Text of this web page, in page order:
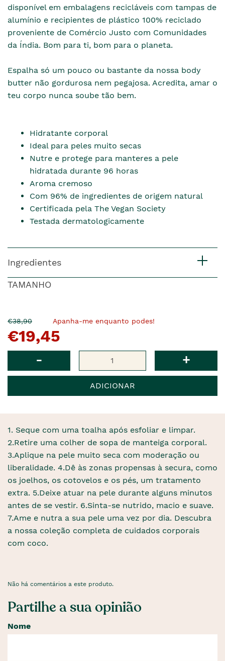
disponível em embalagens recicláveis com tampas de
alumínio e recipientes de plástico 100% reciclado
proveniente de Comércio Justo com Comunidades
da Índia. Bom para ti, bom para o planeta.
Espalha só um pouco ou bastante da nossa body
butter não gordurosa nem pegajosa. Acredita, amar o
teu corpo nunca soube tão bem.
Hidratante corporal
Ideal para peles muito secas
Nutre e protege para manteres a pele
hidratada durante 96 horas
Aroma cremoso
Com 96% de ingredientes de origem natural
Certificada pela The Vegan Society
Testada dermatologicamente
Ingredientes
TAMANHO
O
pre�o
anterior
€38,90Agora
�
€19,45
Apanha-me enquanto podes!
- +
ADICIONAR
1. Seque com uma toalha após esfoliar e limpar.
2.Retire uma colher de sopa de manteiga corporal.
3.Aplique na pele muito seca com moderação ou
liberalidade. 4.Dê às zonas propensas à secura, como
os joelhos, os cotovelos e os pés, um tratamento
extra. 5.Deixe atuar na pele durante alguns minutos
antes de se vestir. 6.Sinta-se nutrido, macio e suave.
7.Ame e nutra a sua pele uma vez por dia. Descubra
a nossa coleção completa de cuidados corporais
com coco.
Não há comentários a este produto.
Partilhe a sua opinião
Nome